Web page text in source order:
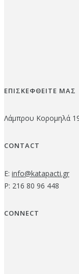
ΕΠΙΣΚΕΦΘΕΙΤΕ ΜΑΣ
Λάμπρου Κορομηλά
CONTACT
E: info@katapacti.gr
P: 216 80 96 448
CONNECT